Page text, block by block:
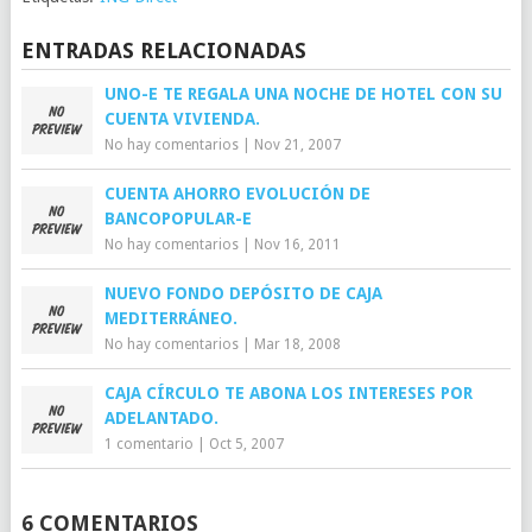
ENTRADAS RELACIONADAS
UNO-E TE REGALA UNA NOCHE DE HOTEL CON SU
CUENTA VIVIENDA.
No hay comentarios| Nov 21, 2007
CUENTA AHORRO EVOLUCIÓN DE
BANCOPOPULAR-E
No hay comentarios| Nov 16, 2011
NUEVO FONDO DEPÓSITO DE CAJA
MEDITERRÁNEO.
No hay comentarios| Mar 18, 2008
CAJA CÍRCULO TE ABONA LOS INTERESES POR
ADELANTADO.
1 comentario Oct 5, 2007
6 COMENTARIOS